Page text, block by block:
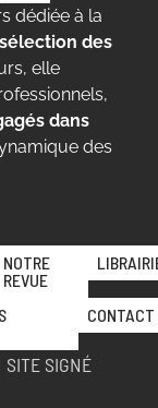
dédiée à la
sélection des
elle
dans
des
NOTRE
REVUE
CONTACT
SITE SIGNÉ